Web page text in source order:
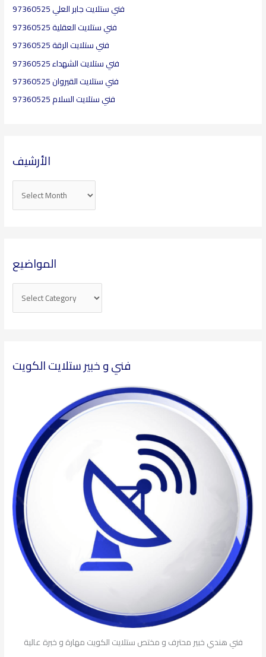
فني ستلايت جابر العلي 97360525
فني ستلايت العقلية​ 97360525
فني ستلايت الرقة 97360525
فني ستلايت الشهداء 97360525
فني ستلايت القيروان 97360525
فني ستلايت السلام 97360525
الأرشيف
المواضيع
فني و خبير ستلايت الكويت
فني هندي خبير محترف و مختص ستلايت الكويت مهارة و خبرة عالية